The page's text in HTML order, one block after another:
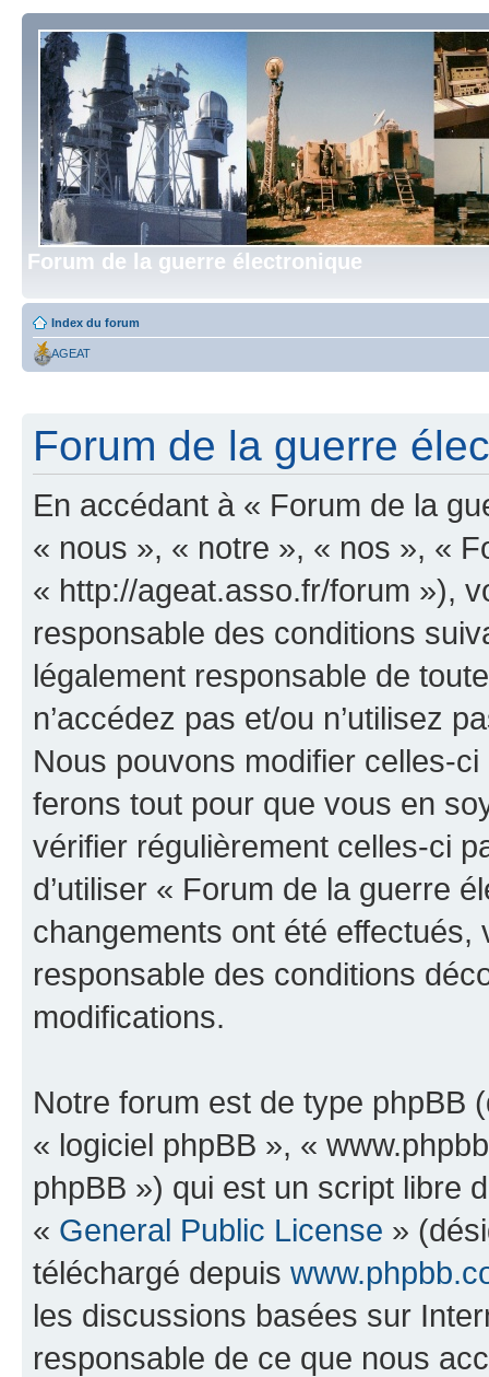
Forum de la guerre électronique
Index du forum
AGEAT
Forum de la guerre
En accédant à « Forum de la
« nous », « notre », « nos », «
« http://ageat.asso.fr/forum »),
responsable des conditions
légalement responsable de
n’accédez pas et/ou n’utilisez
Nous pouvons modifier celles-
ferons tout pour que vous en
vérifier régulièrement celles-ci
d’utiliser « Forum de la guerre
changements ont été effectués,
responsable des conditions
modifications.
Notre forum est de type phpBB
« logiciel phpBB », «
phpBB ») qui est un script libre
« General Public License »
téléchargé depuis
les discussions basées sur
responsable de ce que nous